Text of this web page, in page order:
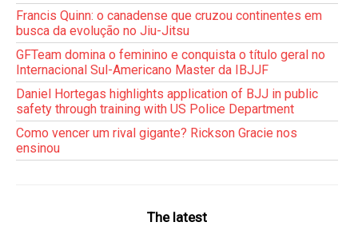
Francis Quinn: o canadense que cruzou continentes em
busca da evolução no Jiu-Jitsu
GFTeam domina o feminino e conquista o título geral no
Internacional Sul-Americano Master da IBJJF
Daniel Hortegas highlights application of BJJ in public
safety through training with US Police Department
Como vencer um rival gigante? Rickson Gracie nos
ensinou
The latest